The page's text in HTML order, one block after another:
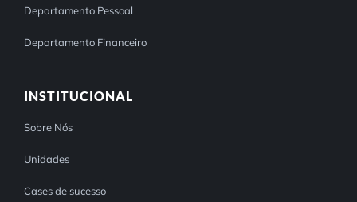
Departamento Pessoal
Departamento Financeiro
INSTITUCIONAL
Sobre Nós
Unidades
Cases de sucesso